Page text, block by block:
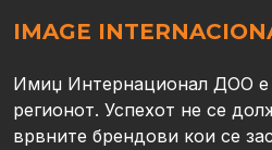
IMAGE
Имиџ Интернационал ДОО е
регионот. Успехот не се
врвните брендови кои се